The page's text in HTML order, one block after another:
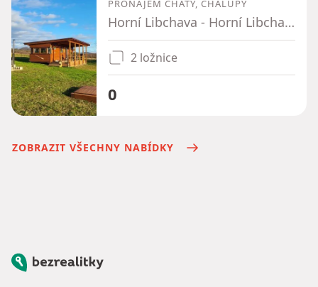
PRONÁJEM CHATY, CHALUPY
Horní Libchava - Horní Libchava, Liberecký kraj
2 ložnice
0
ZOBRAZIT VŠECHNY NABÍDKY
Bezrealitky